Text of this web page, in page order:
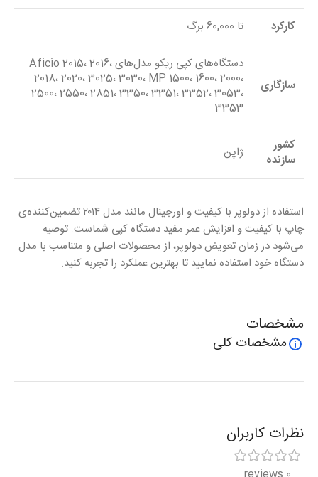
کارکرد تا 60,000 برگ
سازگاری
دستگاه‌های کپی ریکو مدل‌های Aficio 2015، 2016،
2018، 2020، 3025، 3030، MP 1500، 1600، 2000،
2500، 2550، 2851، 3350، 3351، 3352، 3053،
3353
کشور
سازنده
ژاپن
استفاده از دولوپر با کیفیت و اورجینال مانند مدل ۲۰۱۴ تضمین‌کننده‌ی
چاپ با کیفیت و افزایش عمر مفید دستگاه کپی شماست. توصیه
می‌شود در زمان تعویض دولوپر، از محصولات اصلی و متناسب با مدل
دستگاه خود استفاده نمایید تا بهترین عملکرد را تجربه کنید.
مشخصات
مشخصات کلی
نظرات کاربران